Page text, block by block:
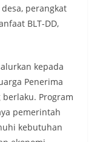
perangkat
BLT-DD,
kepada
Penerima
berlaku. Program
pemerintah
kebutuhan